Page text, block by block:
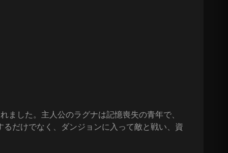
した。主人公のラグナは記憶喪失の青年で、
だけでなく、ダンジョンに入って敵と戦い、資